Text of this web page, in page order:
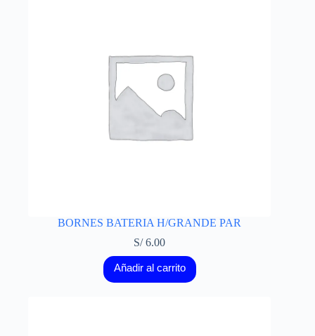
BORNES BATERIA H/GRANDE PAR
S/6.00
Añadir al carrito